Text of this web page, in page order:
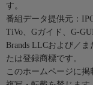
す。
番組データ提供元：
TiVo、Gガイド、G-
Brands LLCおよび／
たは登録商標です。
このホームページに